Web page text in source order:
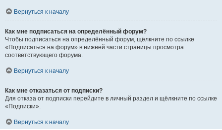
Вернуться к началу
Как мне подписаться на определённый форум?
Чтобы подписаться на определённый форум, щёлкните по ссылке
«Подписаться на форум» в нижней части страницы просмотра
соответствующего форума.
Вернуться к началу
Как мне отказаться от подписки?
Для отказа от подписки перейдите в личный раздел и щёлкните по ссылке
«Подписки».
Вернуться к началу